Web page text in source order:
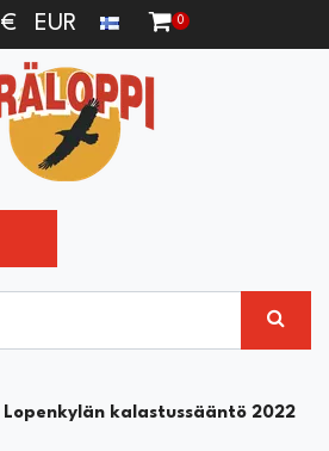
€ EUR 0
Lopenkylän kalastussääntö 2022